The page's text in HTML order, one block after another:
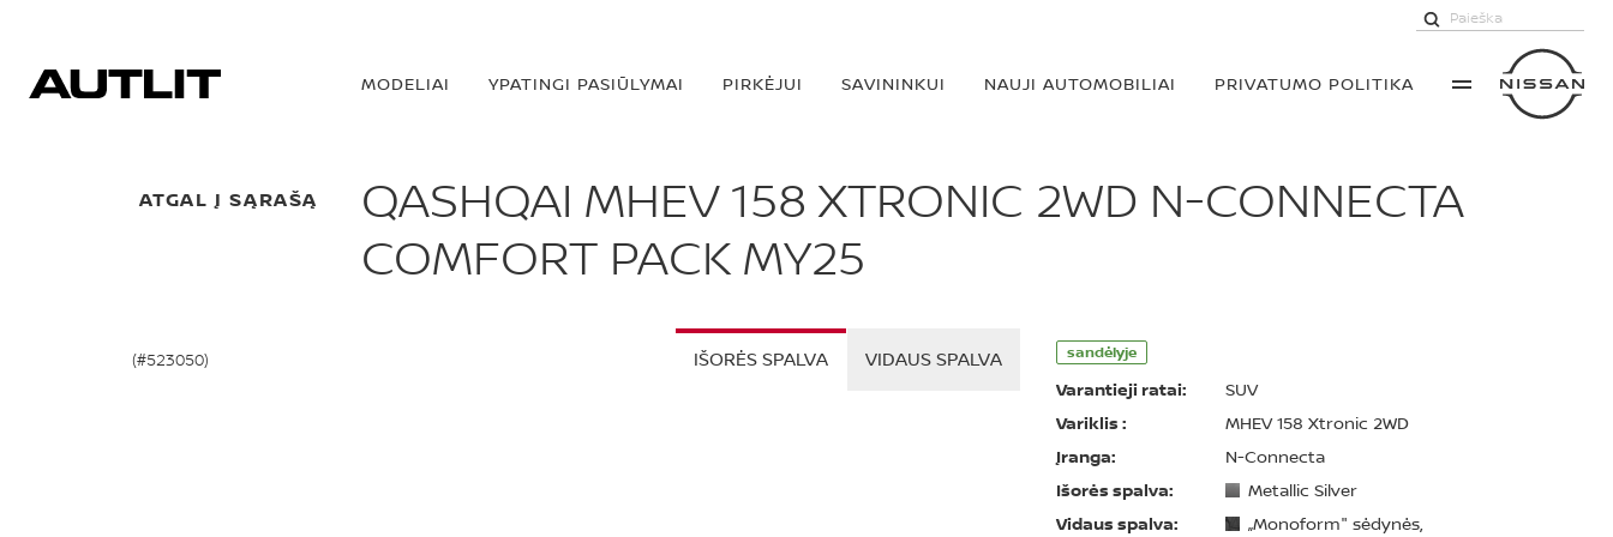
MODELIAI YPATINGI PASIŪLYMAI PIRKĖJUI SAVININKUI NAUJI AUTOMOBILIAI PRIVATUMO POLITIKA
ATGAL Į SĄRAŠĄ
QASHQAI MHEV 158 XTRONIC 2WD N-CONNECTA
COMFORT PACK MY25
(#523050) IŠORĖS SPALVA VIDAUS SPALVA sandėlyje
Varantieji ratai:
SUV
Variklis :
MHEV 158 Xtronic 2WD
Įranga:
N-Connecta
Išorės spalva:
Metallic Silver
Vidaus spalva:
„Monoform" sėdynės,